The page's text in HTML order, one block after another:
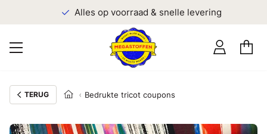
Alles op voorraad & snelle levering
TERUG Bedrukte tricot coupons